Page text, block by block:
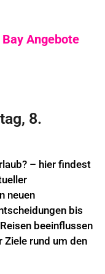
Angebote
8.
– hier findest
neuen
bis
beeinflussen
rund um den